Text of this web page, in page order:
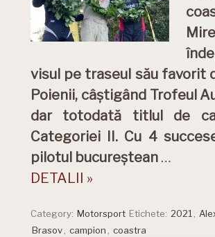
visul pe traseul său favorit
Poienii, câștigând Trofeul
dar totodată titlul de
Categoriei II. Cu 4
pilotul bucureștean …
DETALII »
Category: Motorsport Etichete: 2021
Brasov
campion coastra